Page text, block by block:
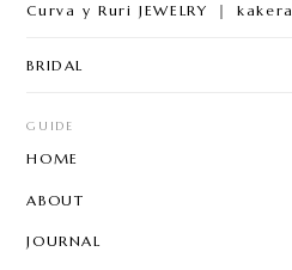
Curva y Ruri JEWELRY ｜ kakera
BRIDAL
GUIDE
HOME
ABOUT
JOURNAL